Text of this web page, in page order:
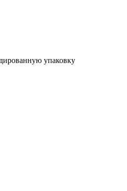
упаковку